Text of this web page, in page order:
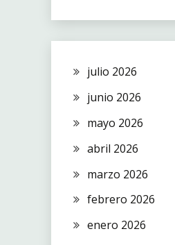
julio 2026
junio 2026
mayo 2026
abril 2026
marzo 2026
febrero 2026
enero 2026